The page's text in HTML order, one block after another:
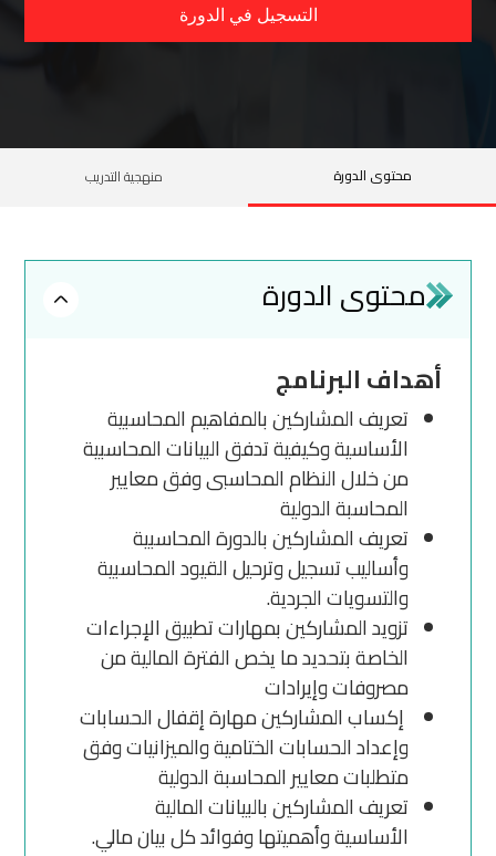
التسجيل في الدورة
محتوى الدورة منهجية التدريب
محتوى الدورة
أهداف البرنامج
تعريف المشاركين بالمفاهيم المحاسبية
الأساسية وكيفية تدفق البيانات المحاسبية
من خلال النظام المحاسبى وفق معايير
المحاسبة الدولية
تعريف المشاركين بالدورة المحاسبية
وأساليب تسجيل وترحيل القيود المحاسبية
والتسويات الجردية.
تزويد المشاركين بمهارات تطبيق الإجراءات
الخاصة بتحديد ما يخص الفترة المالية من
مصروفات وإيرادات
إكساب المشاركين مهارة إقفال الحسابات
وإعداد الحسابات الختامية والميزانيات وفق
متطلبات معايير المحاسبة الدولية
تعريف المشاركين بالبيانات المالية
الأساسية وأهميتها وفوائد كل بيان مالي.